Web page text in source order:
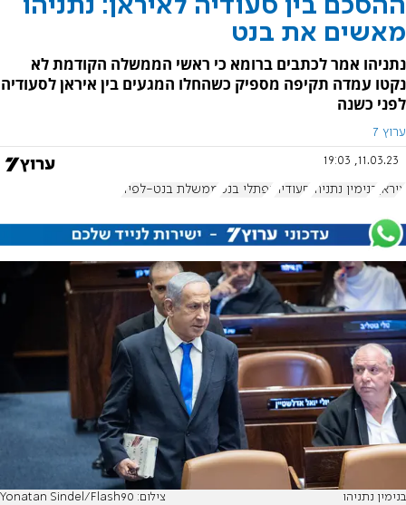
ההסכם בין סעודיה לאיראן: נתניהו
מאשים את בנט
נתניהו אמר לכתבים ברומא כי ראשי הממשלה הקודמת לא
נקטו עמדה תקיפה מספיק כשהחלו המגעים בין איראן לסעודיה
לפני כשנה
ערוץ 7
11.03.23, 19:03
איראן בנימין נתניהו סעודיה נפתלי בנט ממשלת בנט-לפיד
בנימין נתניהו צילום: Yonatan Sindel/Flash90